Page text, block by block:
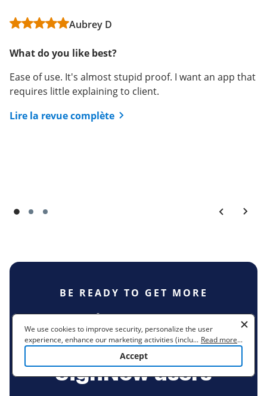
Aubrey D
What do you like best?
Ease of use. It's almost stupid proof. I want an app that
requires little explaining to client.
Lire la revue complète
Adriana L
What do you like best?
Sign now is the best eSign app. Super easy to use and
edit documents on the go. My clients also appreciate
and sign. In real estate time is of the essence and sign
User in Consumer Services
What do you like best?
I like that you can send binding contracts and
documents that must be signed by a client with the
your own area.
BE READY TO GET MORE
Join over 28
million airSlate
SignNow users
We use cookies to improve security, personalize the user
experience, enhance our marketing activities (including
cooperating with our 3rd party partners) and for other business
to learn more. By clicking "Accept"
... Read more...
Accept